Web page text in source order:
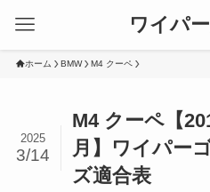
ワイパ
ホーム BMW M4 クーペ
M4 クーペ【
月】ワイパー
ズ適合表
2025
3/14